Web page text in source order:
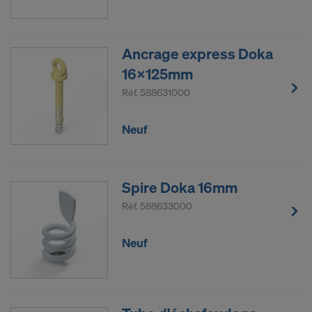
Ancrage express Doka
16x125mm
Réf. 588631000
Neuf
Spire Doka 16mm
Réf. 588633000
Neuf